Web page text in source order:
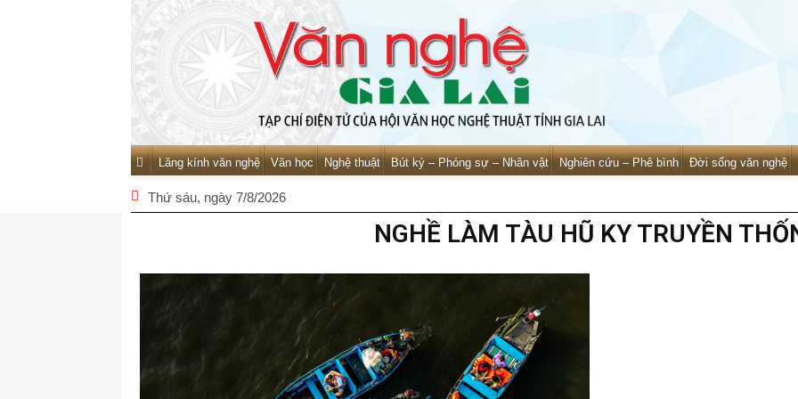
Lăng kính văn nghệ Văn học Nghệ thuật Bút ký – Phóng sự – Nhân vật Nghiên cứu – Phê bình Đời sống văn nghệ
Thứ sáu, ngày 7/8/2026
NGHỀ LÀM TÀU HŨ KY TRUYỀN